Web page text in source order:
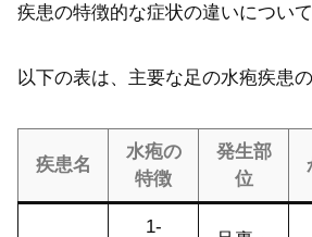
疾患の特徴的な症状の違いについて
以下の表は、主要な足の水疱疾患
疾患名
水疱の
特徴
発生部
位
1-